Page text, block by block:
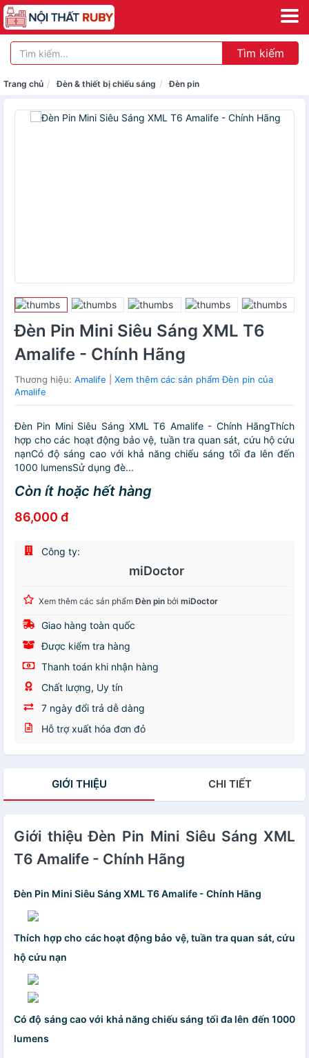
Tìm kiếm
Trang chủ Đèn & thiết bị chiếu sáng Đèn pin
Đèn Pin Mini Siêu Sáng XML T6
Amalife - Chính Hãng
Thương hiệu: Amalife
Xem thêm các sản phẩm Đèn pin của
Amalife
Đèn Pin Mini Siêu Sáng XML T6 Amalife - Chính HãngThích
hợp cho các hoạt động bảo vệ, tuần tra quan sát, cứu hộ cứu
nạnCó độ sáng cao với khả năng chiếu sáng tối đa lên đến
1000 lumensSử dụng đè...
Còn ít hoặc hết hàng
86,000 đ
Công ty:
miDoctor
Xem thêm các sản phẩmĐèn pin bởi miDoctor
Giao hàng toàn quốc
Được kiểm tra hàng
Thanh toán khi nhận hàng
Chất lượng, Uy tín
7 ngày đổi trả dễ dàng
Hỗ trợ xuất hóa đơn đỏ
GIỚI THIỆU CHI TIẾT
Giới thiệu Đèn Pin Mini Siêu Sáng XML
T6 Amalife - Chính Hãng
Đèn Pin Mini Siêu Sáng XML T6 Amalife - Chính Hãng
Thích hợp cho các hoạt động bảo vệ, tuần tra quan sát, cứu
hộ cứu nạn
Có độ sáng cao với khả năng chiếu sáng tối đa lên đến 1000
lumens